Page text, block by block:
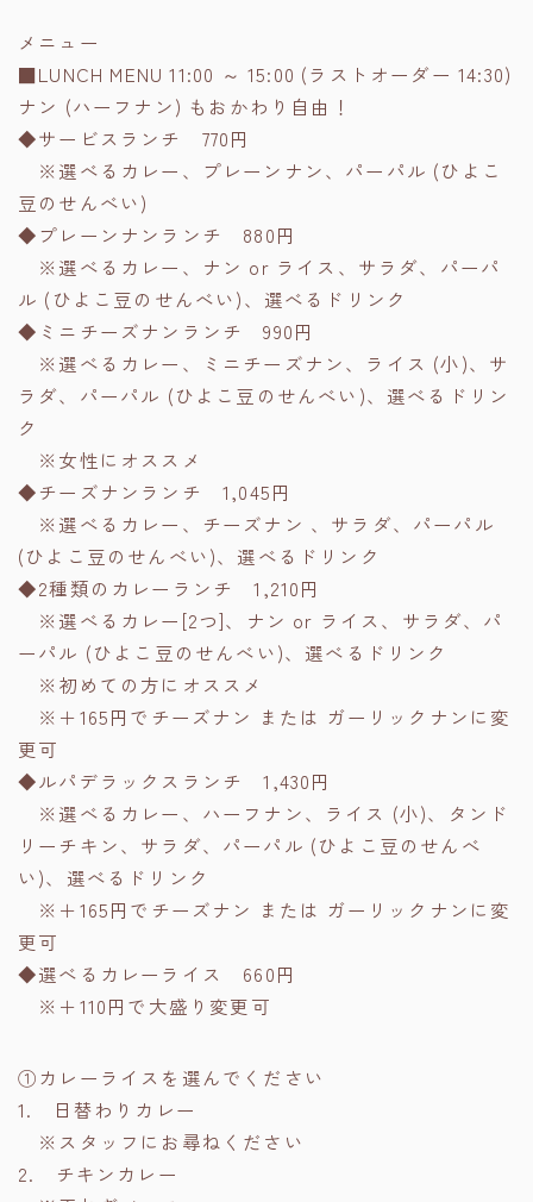
メニュー
■LUNCH MENU 11:00 ～ 15:00 (ラストオーダー 14:30)
ナン (ハーフナン) もおかわり自由！
◆サービスランチ 770円
※選べるカレー、プレーンナン、パーパル (ひよこ
豆のせんべい)
◆プレーンナンランチ 880円
※選べるカレー、ナン or ライス、サラダ、パーパ
ル (ひよこ豆のせんべい)、選べるドリンク
◆ミニチーズナンランチ 990円
※選べるカレー、ミニチーズナン、ライス (小)、サ
ラダ、パーパル (ひよこ豆のせんべい)、選べるドリン
ク
※女性にオススメ
◆チーズナンランチ 1,045円
※選べるカレー、チーズナン 、サラダ、パーパル
(ひよこ豆のせんべい)、選べるドリンク
◆2種類のカレーランチ 1,210円
※選べるカレー[2つ]、ナン or ライス、サラダ、パ
ーパル (ひよこ豆のせんべい)、選べるドリンク
※初めての方にオススメ
※＋165円でチーズナン または ガーリックナンに変
更可
◆ルパデラックスランチ 1,430円
※選べるカレー、ハーフナン、ライス (小)、タンド
リーチキン、サラダ、パーパル (ひよこ豆のせんべ
い)、選べるドリンク
※＋165円でチーズナン または ガーリックナンに変
更可
◆選べるカレーライス 660円
※＋110円で大盛り変更可
①カレーライスを選んでください
1. 日替わりカレー
※スタッフにお尋ねください
2. チキンカレー